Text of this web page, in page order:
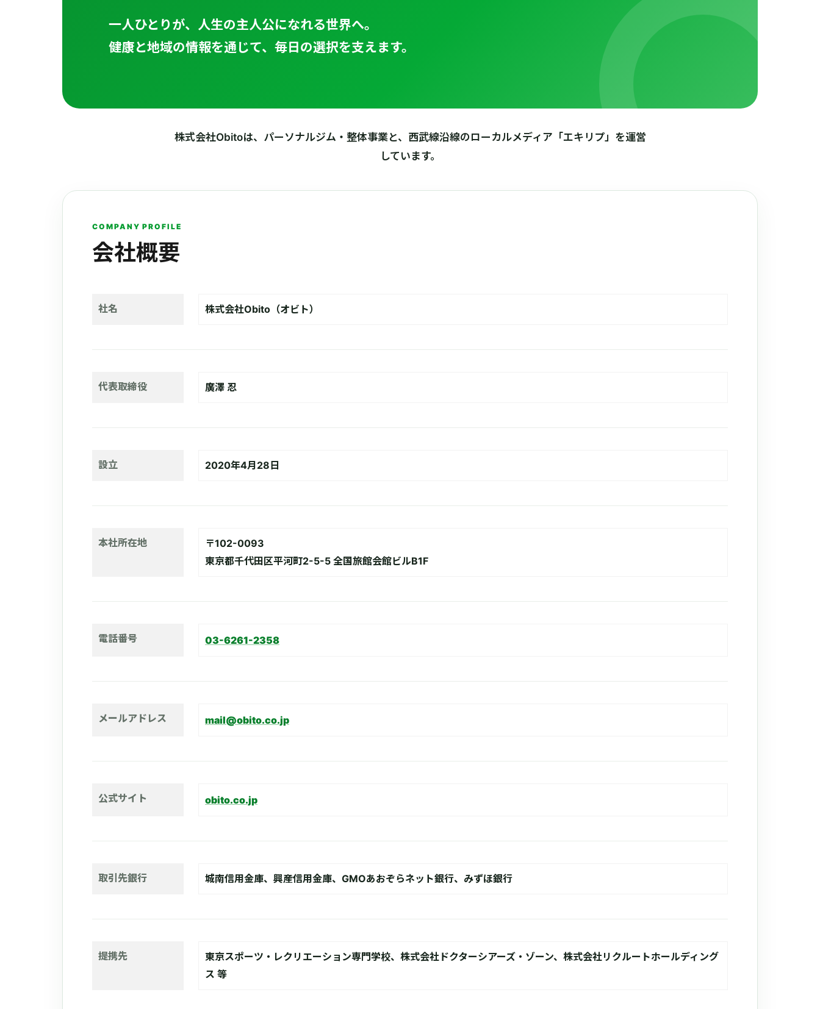
一人ひとりが、人生の主人公になれる世界へ。
健康と地域の情報を通じて、毎日の選択を支えます。
株式会社Obitoは、パーソナルジム・整体事業と、西武線沿線のローカルメディア「エキリプ」を運営
しています。
COMPANY PROFILE
会社概要
社名 株式会社Obito（オビト）
代表取締役 廣澤 忍
設立 2020年4月28日
本社所在地
〒102-0093
東京都千代田区平河町2-5-5 全国旅館会館ビルB1F
電話番号 03-6261-2358
メールアドレス mail@obito.co.jp
公式サイト obito.co.jp
取引先銀行 城南信用金庫、興産信用金庫、GMOあおぞらネット銀行、みずほ銀行
提携先
東京スポーツ・レクリエーション専門学校、株式会社ドクターシアーズ・ゾーン、株式会社リクルートホールディング
ス 等